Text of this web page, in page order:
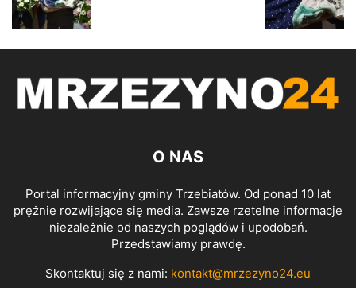
O NAS
Portal informacyjny gminy Trzebiatów. Od ponad 10 lat
prężnie rozwijające się media. Zawsze rzetelne informacje
niezależnie od naszych poglądów i upodobań.
Przedstawiamy prawdę.
Skontaktuj się z nami: kontakt@mrzezyno24.eu